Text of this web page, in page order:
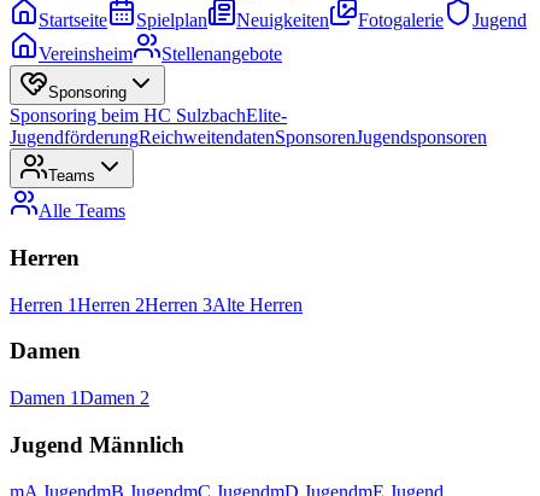
Startseite
Spielplan Neuigkeiten Fotogalerie
Jugend
Vereinsheim
Stellenangebote
Sponsoring
Sponsoring beim HC SulzbachElite-
JugendförderungReichweitendatenSponsorenJugendsponsoren
Teams
Alle Teams
Herren
Herren 1Herren 2Herren 3Alte Herren
Damen
Damen 1Damen 2
Jugend Männlich
mA JugendmB JugendmC JugendmD JugendmE Jugend